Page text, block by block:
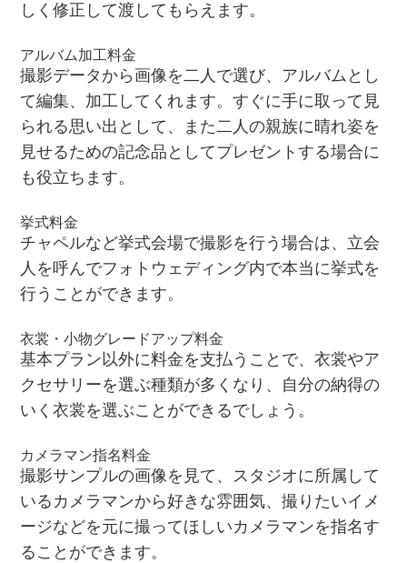
しく修正して渡してもらえます。
アルバム加工料金
撮影データから画像を二人で選び、アルバムとし
て編集、加工してくれます。すぐに手に取って見
られる思い出として、また二人の親族に晴れ姿を
見せるための記念品としてプレゼントする場合に
も役立ちます。
挙式料金
チャペルなど挙式会場で撮影を行う場合は、立会
人を呼んでフォトウェディング内で本当に挙式を
行うことができます。
衣裳・小物グレードアップ料金
基本プラン以外に料金を支払うことで、衣裳やア
クセサリーを選ぶ種類が多くなり、自分の納得の
いく衣裳を選ぶことができるでしょう。
カメラマン指名料金
撮影サンプルの画像を見て、スタジオに所属して
いるカメラマンから好きな雰囲気、撮りたいイメ
ージなどを元に撮ってほしいカメラマンを指名す
ることができます。